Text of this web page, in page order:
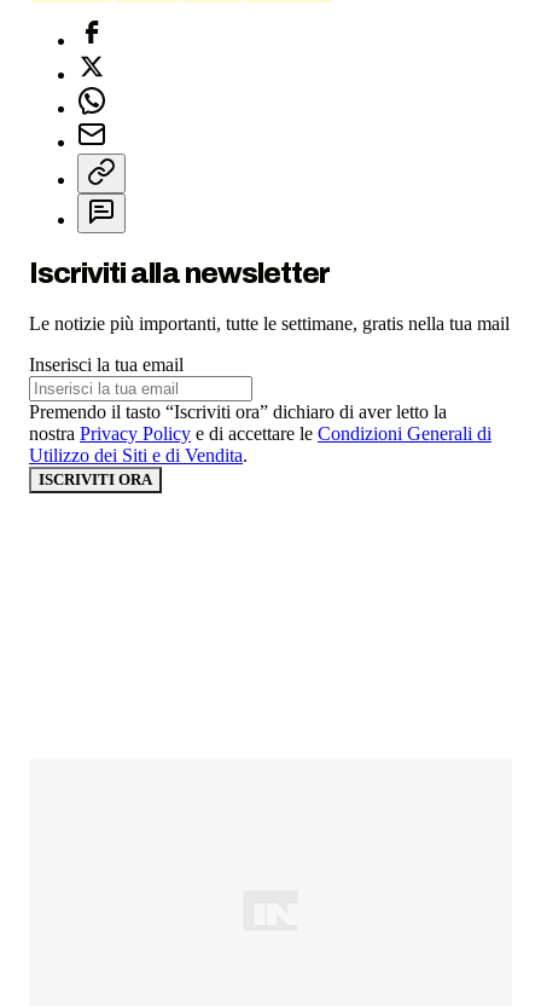
Iscriviti alla newsletter
Le notizie più importanti, tutte le settimane, gratis nella tua mail
Inserisci la tua email
Premendo il tasto “Iscriviti ora” dichiaro di aver letto la
nostra Privacy Policy e di accettare le Condizioni Generali di
Utilizzo dei Siti e di Vendita.
ISCRIVITI ORA